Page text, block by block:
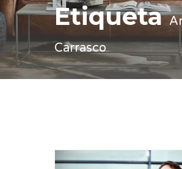
Etiqueta
Carrasco